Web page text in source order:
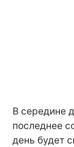
В середине
последнее
день будет